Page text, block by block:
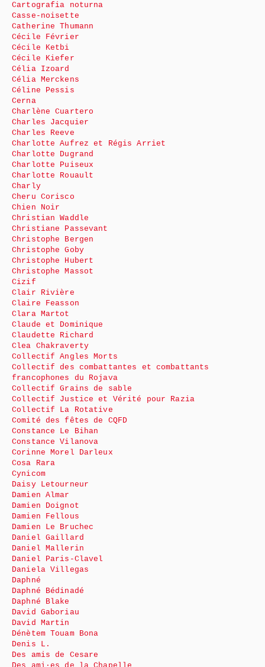
Cartografia noturna
Casse-noisette
Catherine Thumann
Cécile Février
Cécile Ketbi
Cécile Kiefer
Célia Izoard
Célia Merckens
Céline Pessis
Cerna
Charlène Cuartero
Charles Jacquier
Charles Reeve
Charlotte Aufrez et Régis Arriet
Charlotte Dugrand
Charlotte Puiseux
Charlotte Rouault
Charly
Cheru Corisco
Chien Noir
Christian Waddle
Christiane Passevant
Christophe Bergen
Christophe Goby
Christophe Hubert
Christophe Massot
Cizif
Clair Rivière
Claire Feasson
Clara Martot
Claude et Dominique
Claudette Richard
Clea Chakraverty
Collectif Angles Morts
Collectif des combattantes et combattants
francophones du Rojava
Collectif Grains de sable
Collectif Justice et Vérité pour Razia
Collectif La Rotative
Comité des fêtes de CQFD
Constance Le Bihan
Constance Vilanova
Corinne Morel Darleux
Cosa Rara
Cynicom
Daisy Letourneur
Damien Almar
Damien Doignot
Damien Fellous
Damien Le Bruchec
Daniel Gaillard
Daniel Mallerin
Daniel Paris-Clavel
Daniela Villegas
Daphné
Daphné Bédinadé
Daphné Blake
David Gaboriau
David Martin
Dénètem Touam Bona
Denis L.
Des amis de Cesare